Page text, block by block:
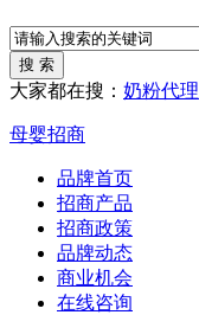
大家都在搜： 奶粉代理
母婴招商
品牌首页
招商产品
招商政策
品牌动态
商业机会
在线咨询